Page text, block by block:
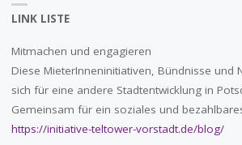
LINK LISTE
Mitmachen und engagieren
Diese MieterInneninitiativen, Bündnisse und
sich für eine andere Stadtentwicklung in
Gemeinsam für ein soziales und
https://initiative-teltower-vorstadt.de/blog/